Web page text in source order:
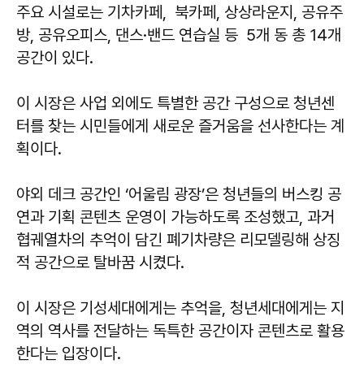
주요 시설로는 기차카페, 북카페, 상상라운지, 공유주
방, 공유오피스, 댄스·밴드 연습실 등 5개 동 총 14개
공간이 있다.
이 시장은 사업 외에도 특별한 공간 구성으로 청년센
터를 찾는 시민들에게 새로운 즐거움을 선사한다는 계
획이다.
야외 데크 공간인 ‘어울림 광장’은 청년들의 버스킹 공
연과 기획 콘텐츠 운영이 가능하도록 조성했고, 과거
협궤열차의 추억이 담긴 폐기차량은 리모델링해 상징
적 공간으로 탈바꿈 시켰다.
이 시장은 기성세대에게는 추억을, 청년세대에게는 지
역의 역사를 전달하는 독특한 공간이자 콘텐츠로 활용
한다는 입장이다.